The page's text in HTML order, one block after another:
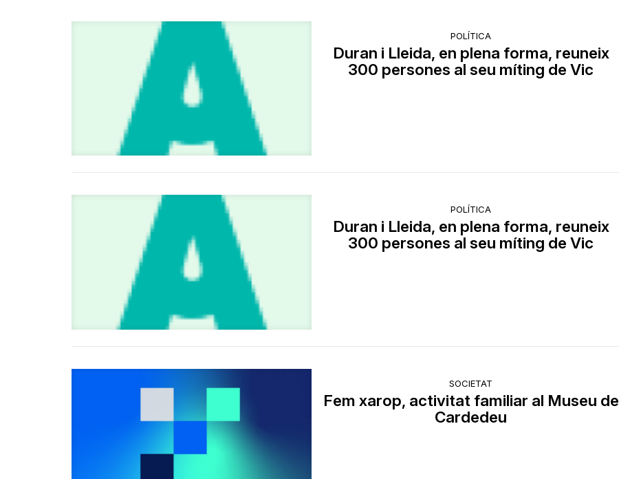
POLÍTICA
Duran i Lleida, en plena forma, reuneix
300 persones al seu míting de Vic
POLÍTICA
Duran i Lleida, en plena forma, reuneix
300 persones al seu míting de Vic
SOCIETAT
Fem xarop, activitat familiar al Museu de
Cardedeu